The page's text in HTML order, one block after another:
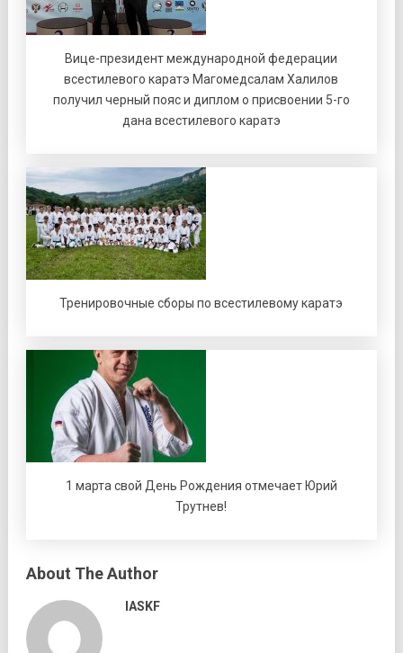
Вице-президент международной федерации
всестилевого каратэ Магомедсалам Халилов
получил черный пояс и диплом о присвоении 5-го
дана всестилевого каратэ
Тренировочные сборы по всестилевому каратэ
1 марта свой День Рождения отмечает Юрий
Трутнев!
About The Author
IASKF